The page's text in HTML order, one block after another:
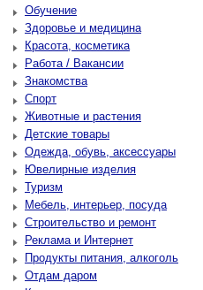
Обучение
Здоровье и медицина
Красота, косметика
Работа / Вакансии
Знакомства
Спорт
Животные и растения
Детские товары
Одежда, обувь, аксессуары
Ювелирные изделия
Туризм
Мебель, интерьер, посуда
Строительство и ремонт
Реклама и Интернет
Продукты питания, алкоголь
Отдам даром